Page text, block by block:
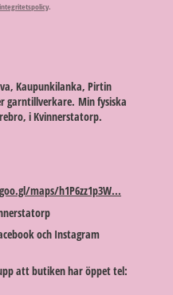
integritetspolicy.
Kaupunkilanka, Pirtin
garntillverkare. Min fysiska
i Kvinnerstatorp.
maps/h1P6zz1p3W...
och Instagram
att butiken har öppet tel: